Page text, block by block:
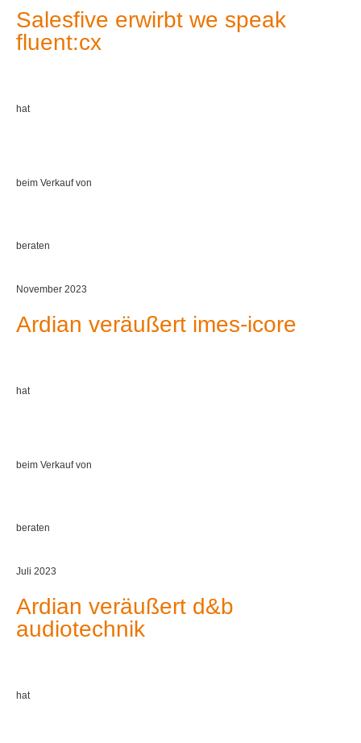
Salesfive erwirbt we speak
fluent:cx
hat
beim Verkauf von
beraten
November 2023
Ardian veräußert imes-icore
hat
beim Verkauf von
beraten
Juli 2023
Ardian veräußert d&b
audiotechnik
hat